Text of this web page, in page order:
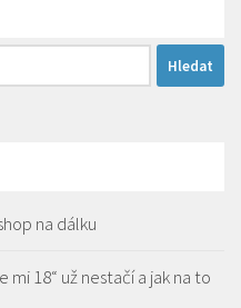
na dálku
mi 18“ už nestačí a jak na to